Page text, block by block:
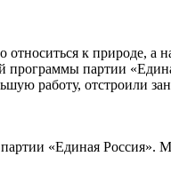
к природе, а
партии
работу, отстроили
«Единая